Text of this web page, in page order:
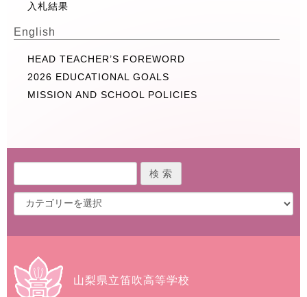
入札結果
English
HEAD TEACHER’S FOREWORD
2026 EDUCATIONAL GOALS
MISSION AND SCHOOL POLICIES
山梨県立笛吹高等学校